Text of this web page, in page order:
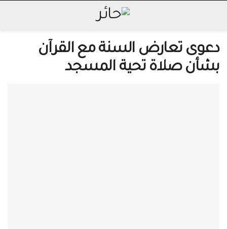
دعوى تعارض السنة مع القرآن
بشأن صلاة تحية المسجد